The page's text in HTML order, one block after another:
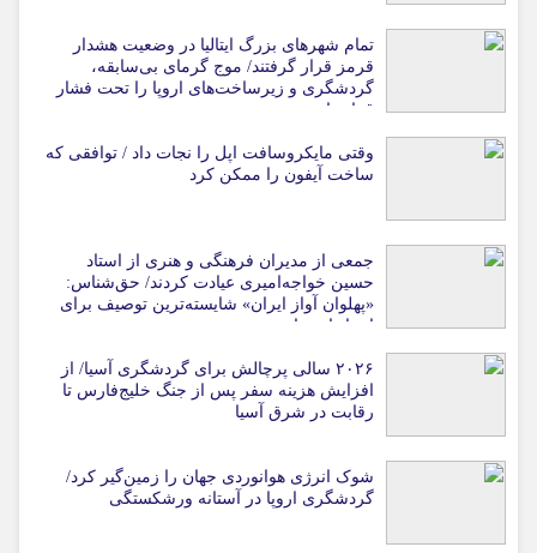
تمام شهرهای بزرگ ایتالیا در وضعیت هشدار
قرمز قرار گرفتند/ موج گرمای بی‌سابقه،
گردشگری و زیرساخت‌های اروپا را تحت فشار
قرار داد
وقتی مایکروسافت اپل را نجات داد / توافقی که
ساخت آیفون را ممکن کرد
جمعی از مدیران فرهنگی و هنری از استاد
حسین خواجه‌امیری عیادت کردند/ حق‌شناس:
«پهلوان آواز ایران» شایسته‌ترین توصیف برای
استاد ایرج است
۲۰۲۶ سالی پرچالش برای گردشگری آسیا/ از
افزایش هزینه سفر پس از جنگ خلیج‌فارس تا
رقابت در شرق آسیا
شوک انرژی هوانوردی جهان را زمین‌گیر کرد/
گردشگری اروپا در آستانه ورشکستگی